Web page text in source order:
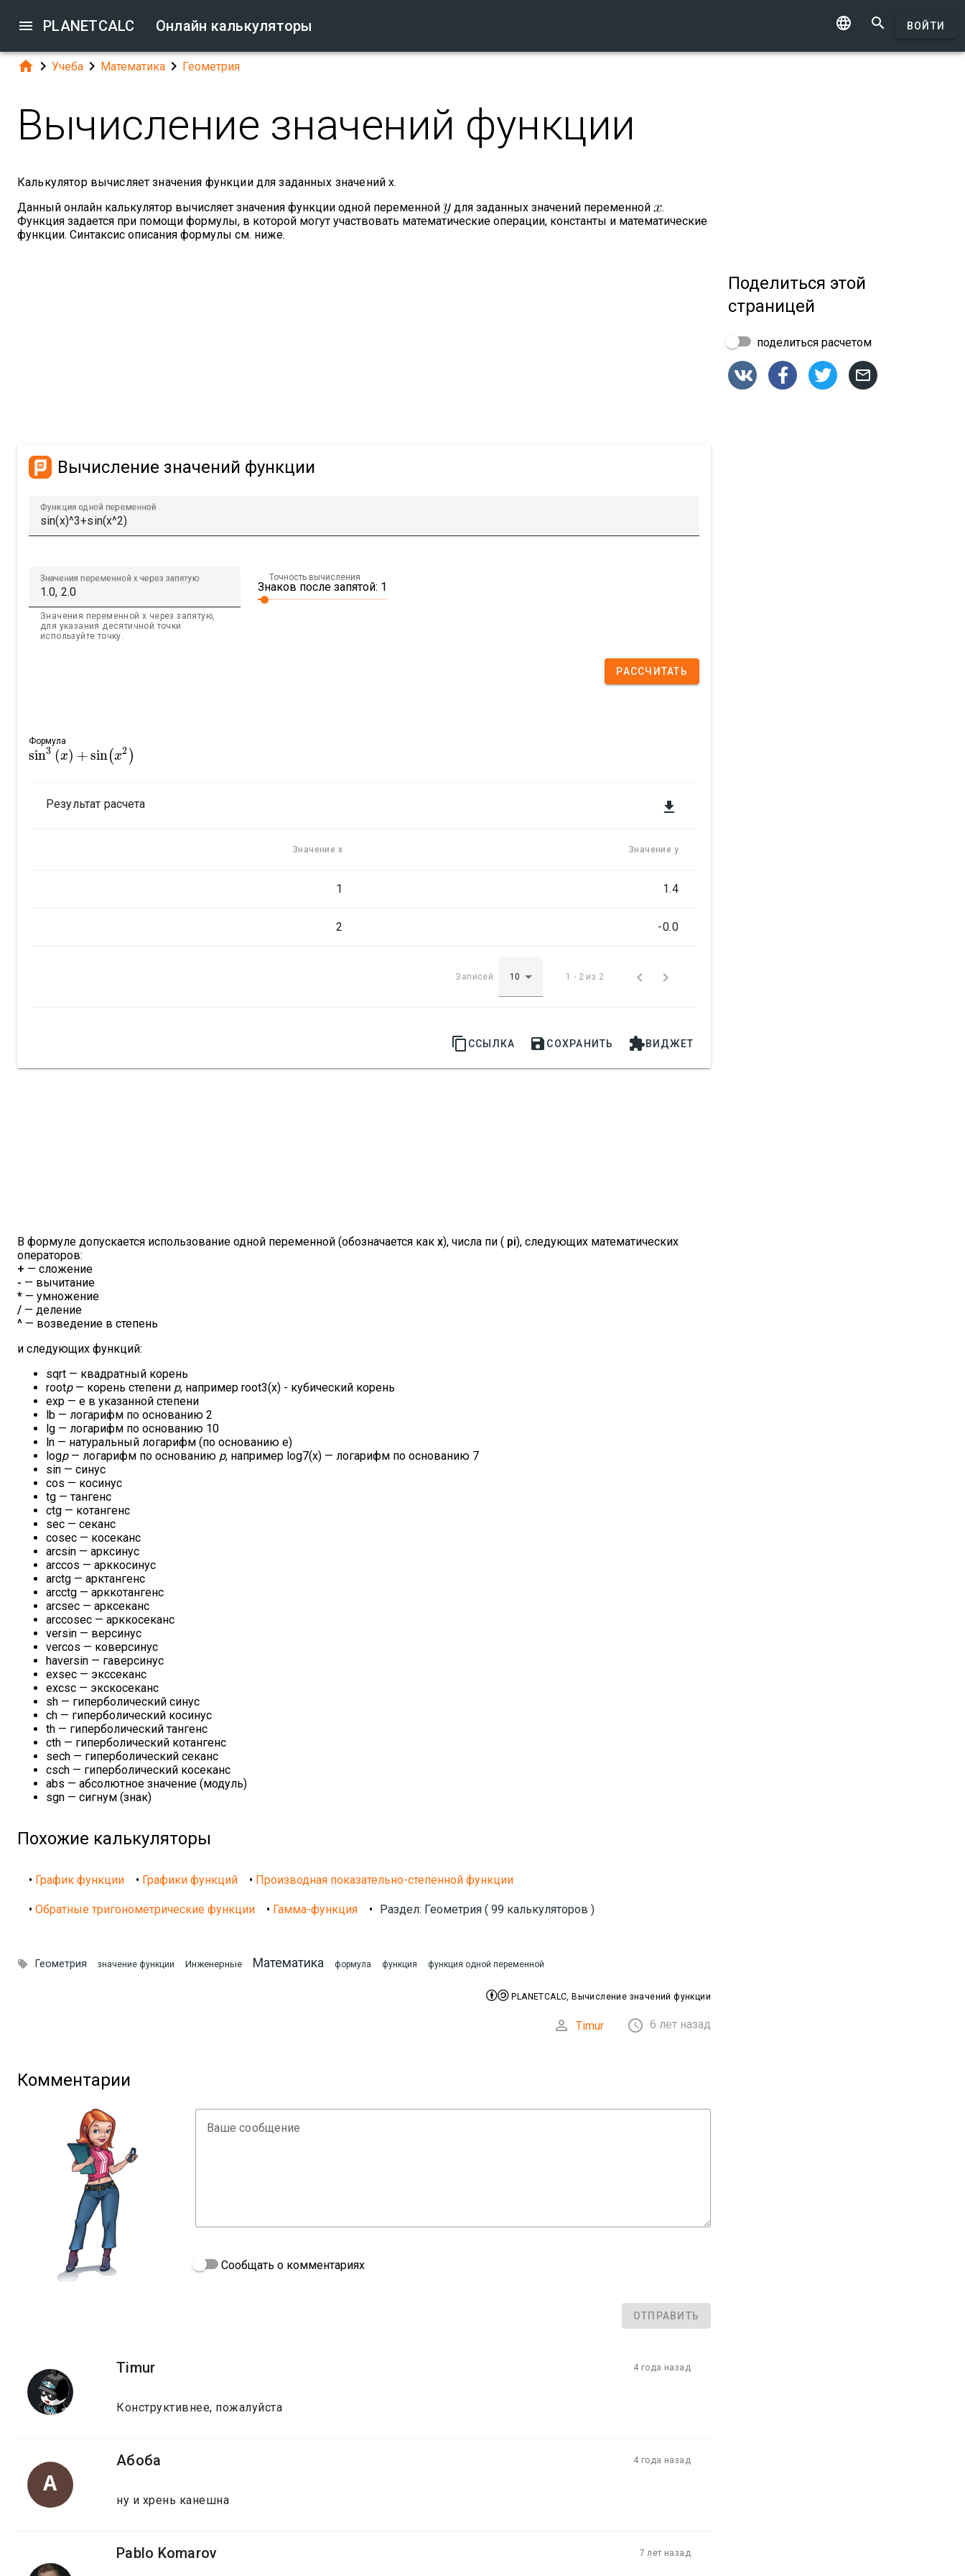
 PLANETCALC Онлайн калькуляторы   ВОЙТИ
  Учеба  Математика  Геометрия
Вычисление значений функции
Калькулятор вычисляет значения функции для заданных значений х.
Данный онлайн калькулятор вычисляет значения функции одной переменной
для заданных значений переменной
.
Функция задается при помощи формулы, в которой могут участвовать математические операции, константы и математические
функции. Синтаксис описания формулы см. ниже.
Вычисление значений функции
Функция одной переменной
Значения переменной x через запятую
Значения переменной x через запятую,
для указания десятичной точки
используйте точку.
Точность вычисления
Знаков после запятой: 1
РАССЧИТАТЬ
Формула
sin3 (x) + sin(x2 )
sin3( x)+ sin( x2)

Результат расчета
Значение x Значение y
1 1.4
2 -0.0
Записей: 1 - 2 из 2  
 ССЫЛКА  СОХРАНИТЬ ВИДЖЕТ
В формуле допускается использование одной переменной (обозначается как x), числа пи ( pi), следующих математических
операторов:
+ — сложение
- — вычитание
* — умножение
/ — деление
^ — возведение в степень
и следующих функций:
sqrt — квадратный корень
rootp— корень степени p, например root3(x) - кубический корень
exp — e в указанной степени
lb — логарифм по основанию 2
lg — логарифм по основанию 10
ln — натуральный логарифм (по основанию e)
logp— логарифм по основанию p, например log7(x) — логарифм по основанию 7
sin — синус
cos — косинус
tg — тангенс
ctg — котангенс
sec — секанс
cosec — косеканс
arcsin — арксинус
arccos — арккосинус
arctg — арктангенс
arcctg — арккотангенс
arcsec — арксеканс
arccosec — арккосеканс
versin — версинус
vercos — коверсинус
haversin — гаверсинус
exsec — экссеканс
excsc — экскосеканс
sh — гиперболический синус
ch — гиперболический косинус
th — гиперболический тангенс
cth — гиперболический котангенс
sech — гиперболический секанс
csch — гиперболический косеканс
abs — абсолютное значение (модуль)
sgn — сигнум (знак)
Похожие калькуляторы
• График функции • Графики функций • Производная показательно-степенной функции
• Обратные тригонометрические функции • Гамма-функция • Раздел: Геометрия ( 99 калькуляторов )
 Геометрия значение функции Инженерные Математика формула функция функция одной переменной
 PLANETCALC, Вычисление значений функции
 Timur  6 лет назад
Комментарии
Ваше сообщение
Сообщать о комментариях
ОТПРАВИТЬ
Timur 4 года назад
Конструктивнее, пожалуйста
А
Абоба 4 года назад
ну и хрень канешна
Pablo Komarov 7 лет назад
Поделиться этой
страницей
поделиться расчетом
   